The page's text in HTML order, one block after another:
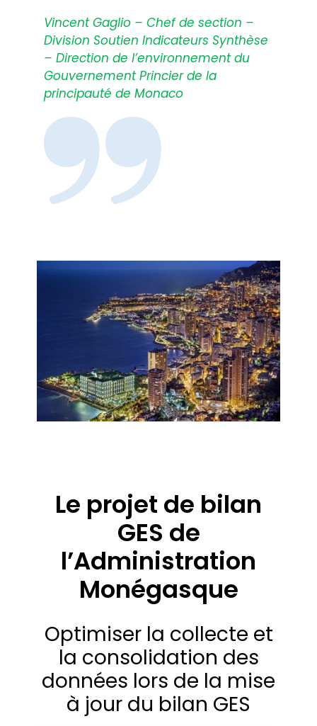
Vincent Gaglio – Chef de section –
Division Soutien Indicateurs Synthèse
– Direction de l’environnement du
Gouvernement Princier de la
principauté de Monaco
Le projet de bilan
GES de
l’Administration
Monégasque
Optimiser la collecte et
la consolidation des
données lors de la mise
à jour du bilan GES